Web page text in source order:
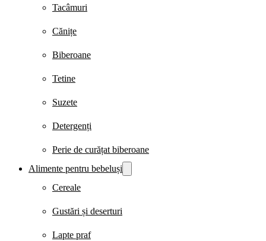
Tacâmuri
Cănițe
Biberoane
Tetine
Suzete
Detergenți
Perie de curățat biberoane
Alimente pentru bebeluși
Cereale
Gustări și deserturi
Lapte praf